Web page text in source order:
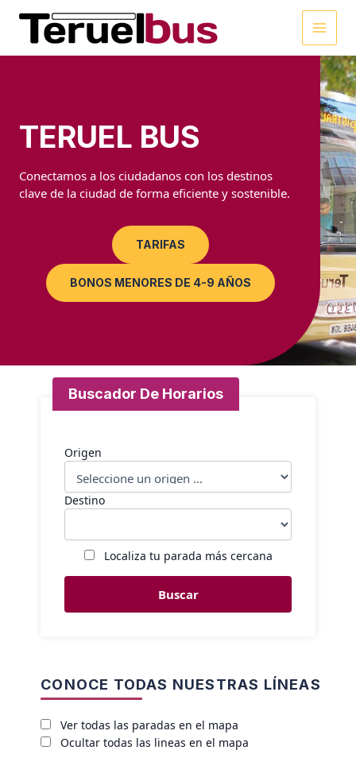
contenido
TERUEL BUS
Conectamos a los ciudadanos con los destinos
clave de la ciudad de forma eficiente y sostenible.
TARIFAS
BONOS MENORES DE 4-9 AÑOS
Buscador De Horarios
Origen
Destino
Localiza tu parada más cercana
Buscar
CONOCE TODAS NUESTRAS LÍNEAS
Ver todas las paradas en el mapa
Ocultar todas las lineas en el mapa